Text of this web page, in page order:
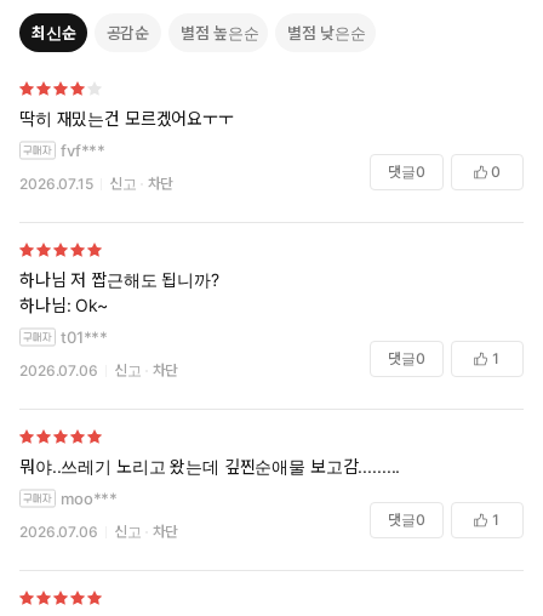
유연이 겁먹은 숨을 삼키며 힘 빠진 팔로 그의 가슴을 마구잡이로
하지만 유연이 아무리 저항해도 태건의 몸은 꿈적조차 하지 않았다.
“서운하네.”
“뭐…?”
“개새끼.”
“후, 여동생 보지가 이렇게 쫀득할 줄 알았으면 진작 따먹을걸.”
유연의 유순한 눈꼬리에 가련한 눈물방울이 맺혔다. 태건의 눈에 음
험한 빛이 서렸다.
“읍….”
“더 울어봐.”
유연의 몸 안에서 커진 좆이 먹이를 삼키는 구렁이처럼 꿀렁거렸다.
자궁구를 뚫고 들어오듯 폭압적인 말뚝질에 눈동자가 말려 올라가
고 꼬부라진 혀가 경련이라도 온 듯 바들거렸다.
그녀가 마지막 정신을 부여잡고 애원하듯 외쳤다.
최신순 공감순 별점 높은순 별점 낮은순
딱히 재밌는건 모르겠어요ㅜㅜ
fvf***
2026.07.15 신고 차단
댓글0 0
하나님 저 짭근해도 됩니까?
하나님: Ok~
t01***
2026.07.06 신고 차단
댓글0 1
뭐야..쓰레기 노리고 왔는데 깊찐순애물 보고감.........
moo***
2026.07.06 신고 차단
댓글0 1